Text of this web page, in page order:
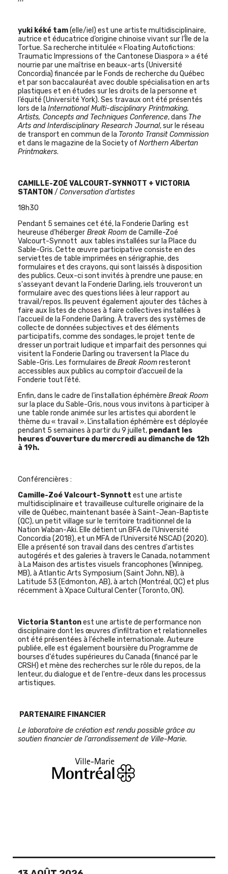
yuki kéké tam(elle/iel) est une artiste multidisciplinaire,
autrice et éducatrice d’origine chinoise vivant sur l’Île de la
Tortue. Sa recherche intitulée « Floating Autofictions:
Traumatic Impressions of the Cantonese Diaspora » a été
nourrie par une maîtrise en beaux-arts (Université
Concordia) financée par le Fonds de recherche du Québec
et par son baccalauréat avec double spécialisation en arts
plastiques et en études sur les droits de la personne et
l’équité (Université York). Ses travaux ont été présentés
lors de la International Multi-disciplinary Printmaking,
Artists, Concepts and Techniques Conference, dans The
Arts and Interdisciplinary Research Journal, sur le réseau
de transport en commun de la Toronto Transit Commission
et dans le magazine de la Society of Northern Albertan
Printmakers.
CAMILLE-ZOÉ VALCOURT-SYNNOTT + VICTORIA
STANTON / Conversation d’artistes
18h30
Pendant 5 semaines cet été, la Fonderie Darling est
heureuse d’héberger BreakRoom de Camille-Zoé
Valcourt-Synnott aux tables installées sur la Place du
Sable-Gris. Cette œuvre participative consiste en des
serviettes de table imprimées en sérigraphie, des
formulaires et des crayons, qui sont laissés à disposition
des publics. Ceux-ci sont invités à prendre une pause; en
s'asseyant devant la Fonderie Darling, iels trouveront un
formulaire avec des questions liées à leur rapport au
travail/repos. Ils peuvent également ajouter des tâches à
faire aux listes de choses à faire collectives installées à
l’accueil de la Fonderie Darling. À travers des systèmes de
collecte de données subjectives et des éléments
participatifs, comme des sondages, le projet tente de
dresser un portrait ludique et imparfait des personnes qui
visitent la Fonderie Darling ou traversent la Place du
Sable-Gris. Les formulaires de Break Roomresteront
accessibles aux publics au comptoir d’accueil de la
Fonderie tout l’été.
Enfin, dans le cadre de l'installation éphémère Break Room
sur la place du Sable-Gris, nous vous invitons à participer à
une table ronde animée sur les artistes qui abordent le
thème du « travail ». L’installation éphémère est déployée
pendant 5 semaines à partir du 9 juillet, pendant les
heures d’ouverture du mercredi au dimanche de 12h
à 19h.
Conférencières :
Camille-ZoéValcourt-Synnott est une artiste
multidisciplinaire et travailleuse culturelle originaire de la
ville de Québec, maintenant basée à Saint-Jean-Baptiste
(QC), un petit village sur le territoire traditionnel de la
Nation Waban-Aki. Elle détient un BFA de l'Université
Concordia (2018), et un MFA de l'Université NSCAD (2020).
Elle a présenté son travail dans des centres d'artistes
autogérés et des galeries à travers le Canada, notamment
à La Maison des artistes visuels francophones (Winnipeg,
MB), à Atlantic Arts Symposium (Saint John, NB), à
Latitude 53 (Edmonton, AB), à artch (Montréal, QC) et plus
récemment à Xpace Cultural Center (Toronto, ON).
Victoria Stantonest une artiste de performance non
disciplinaire dont les œuvres d'infiltration et relationnelles
ont été présentées à l'échelle internationale. Auteure
publiée, elle est également boursière du Programme de
bourses d'études supérieures du Canada (financé par le
CRSH) et mène des recherches sur le rôle du repos, de la
lenteur, du dialogue et de l'entre-deux dans les processus
artistiques.
PARTENAIRE FINANCIER
Le laboratoire de création est rendu possible grâce au
soutien financier de l’arrondissement de Ville-Marie.